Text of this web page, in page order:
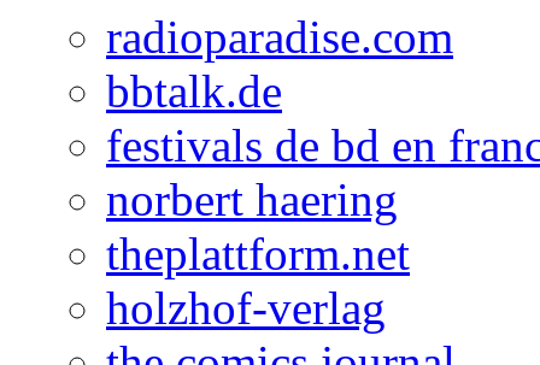
radioparadise.com
bbtalk.de
festivals de bd en
norbert haering
theplattform.net
holzhof-verlag